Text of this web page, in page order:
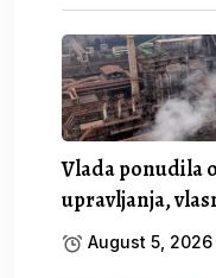
Vlada ponudila
upravljanja,
August 5, 2026